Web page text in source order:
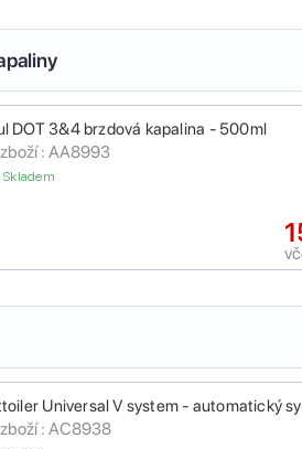
DOT 3&4 brzdová kapalina - 500ml
: AA8993
Skladem
Universal V system - automatický
: AC8938